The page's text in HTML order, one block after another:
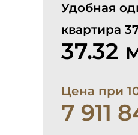
Удобная
квартира
37.32
Цена при
7 911